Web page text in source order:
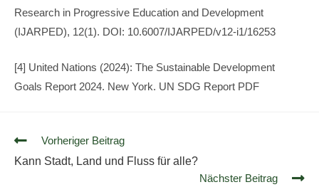
Research in Progressive Education and Development
(IJARPED), 12(1). DOI: 10.6007/IJARPED/v12-i1/16253
[4] United Nations (2024): The Sustainable Development
Goals Report 2024. New York. UN SDG Report PDF
Vorheriger Beitrag
Kann Stadt, Land und Fluss für alle?
Nächster Beitrag